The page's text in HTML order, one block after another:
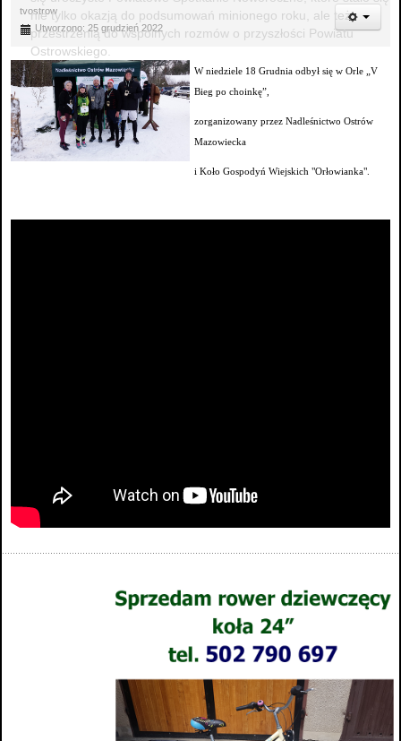
nie tylko okazją do podsumowań minionego roku, ale też
przestrzenią do wspólnych rozmów o przyszłości Powiatu
Ostrowskiego.
tvostrow
Utworzono: 25 grudzień 2022
W niedziele 18 Grudnia odbył się w Orle „V
Bieg po choinkę”,
zorganizowany przez Nadleśnictwo Ostrów
Mazowiecka
i Koło Gospodyń Wiejskich "Orłowianka".